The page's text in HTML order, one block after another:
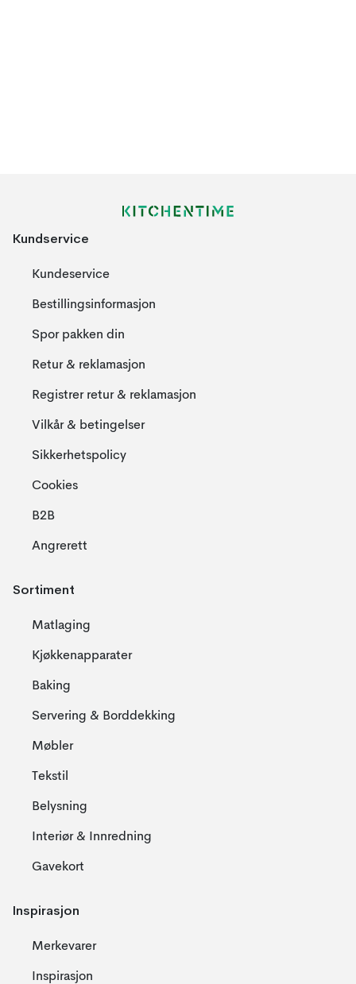
Kundservice
Kundeservice
Bestillingsinformasjon
Spor pakken din
Retur & reklamasjon
Registrer retur & reklamasjon
Vilkår & betingelser
Sikkerhetspolicy
Cookies
B2B
Angrerett
Sortiment
Matlaging
Kjøkkenapparater
Baking
Servering & Borddekking
Møbler
Tekstil
Belysning
Interiør & Innredning
Gavekort
Inspirasjon
Merkevarer
Inspirasjon